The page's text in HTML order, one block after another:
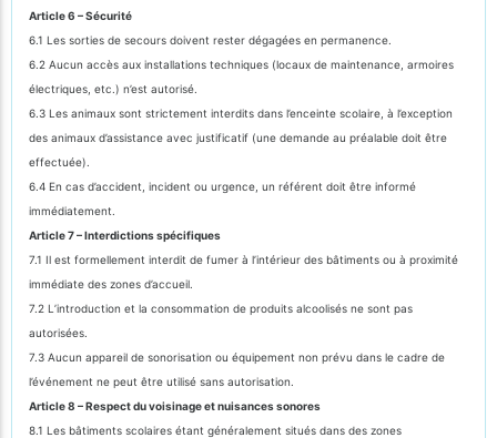
Article 6 – Sécurité
6.1 Les sorties de secours doivent rester dégagées en permanence.
6.2 Aucun accès aux installations techniques (locaux de maintenance, armoires
électriques, etc.) n’est autorisé.
6.3 Les animaux sont strictement interdits dans l’enceinte scolaire, à l’exception
des animaux d’assistance avec justificatif (une demande au préalable doit être
effectuée).
6.4 En cas d’accident, incident ou urgence, un référent doit être informé
immédiatement.
Article 7 – Interdictions spécifiques
7.1 Il est formellement interdit de fumer à l’intérieur des bâtiments ou à proximité
immédiate des zones d’accueil.
7.2 L’introduction et la consommation de produits alcoolisés ne sont pas
autorisées.
7.3 Aucun appareil de sonorisation ou équipement non prévu dans le cadre de
l’événement ne peut être utilisé sans autorisation.
Article 8 – Respect du voisinage et nuisances sonores
8.1 Les bâtiments scolaires étant généralement situés dans des zones